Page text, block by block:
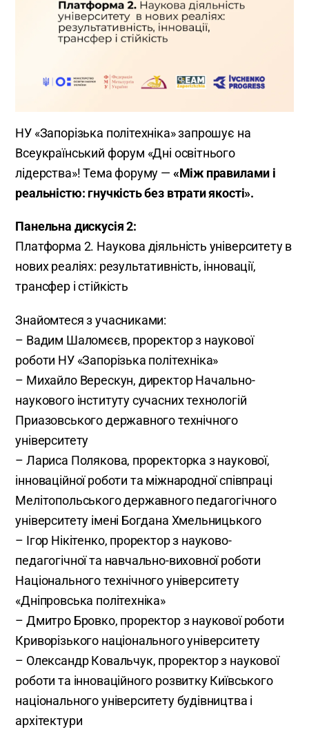
НУ «Запорізька політехніка» запрошує на
Всеукраїнський форум «Дні освітнього
лідерства»! Тема форуму — «Між правилами і
реальністю: гнучкість без втрати якості».
Панельна дискусія 2:
Платформа 2. Наукова діяльність університету в
нових реаліях: результативність, інновації,
трансфер і стійкість
Знайомтеся з учасниками:
– Вадим Шаломєєв, проректор з наукової
роботи НУ «Запорізька політехніка»
– Михайло Верескун, директор Начально-
наукового інституту сучасних технологій
Приазовського державного технічного
університету
– Лариса Полякова, проректорка з наукової,
інноваційної роботи та міжнародної співпраці
Мелітопольського державного педагогічного
університету імені Богдана Хмельницького
– Ігор Нікітенко, проректор з науково-
педагогічної та навчально-виховної роботи
Національного технічного університету
«Дніпровська політехніка»
– Дмитро Бровко, проректор з наукової роботи
Криворізького національного університету
– Олександр Ковальчук, проректор з наукової
роботи та інноваційного розвитку Київського
національного університету будівництва і
архітектури